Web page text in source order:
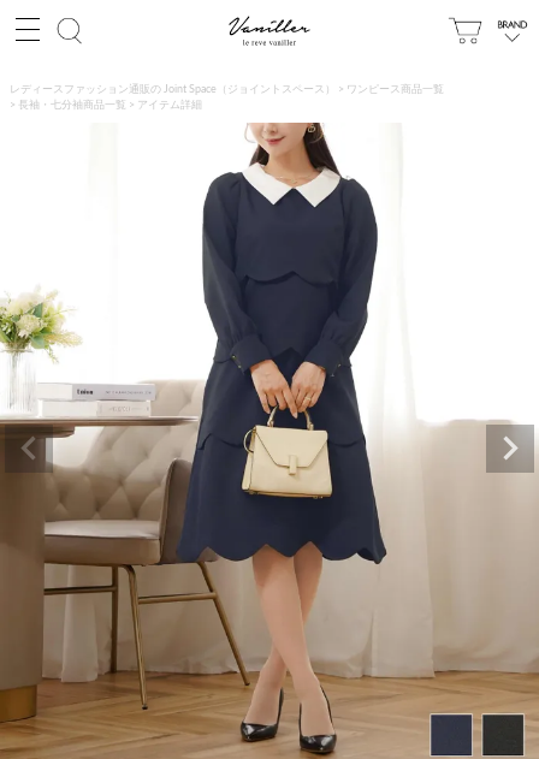
レディースファッション通販の Joint Space（ジョイントスペース）
ワンピース商品一覧
長袖・七分袖商品一覧
アイテム詳細